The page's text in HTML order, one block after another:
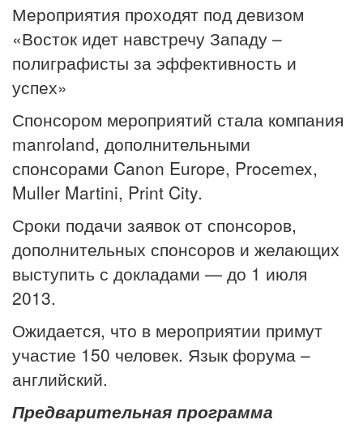
Мероприятия проходят под девизом
«Восток идет навстречу Западу –
полиграфисты за эффективность и
успех»
Спонсором мероприятий стала компания
manroland, дополнительными
спонсорами Canon Europe, Procemex,
Muller Martini, Print City.
Сроки подачи заявок от спонсоров,
дополнительных спонсоров и желающих
выступить с докладами — до 1 июля
2013.
Ожидается, что в мероприятии примут
участие 150 человек. Язык форума –
английский.
Предварительная программа